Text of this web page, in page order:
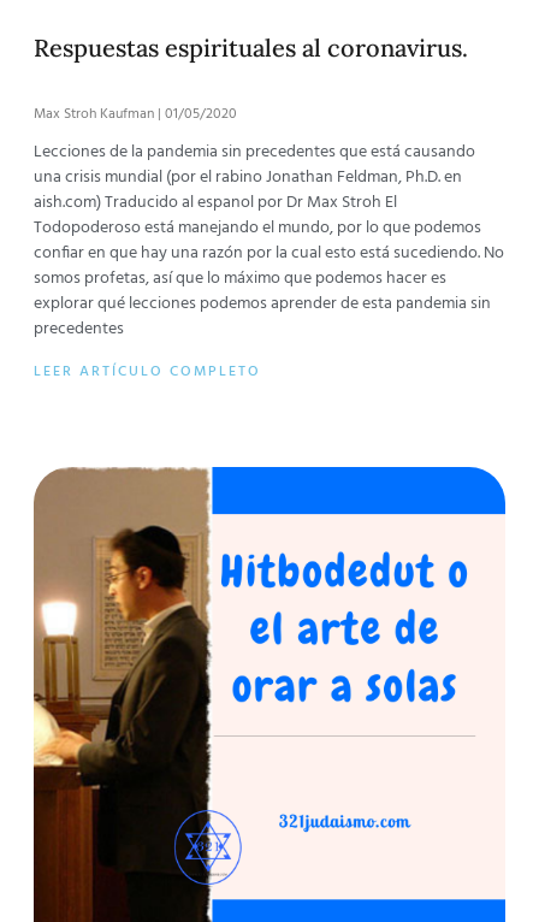
Respuestas espirituales al coronavirus.
Max Stroh Kaufman 01/05/2020
Lecciones de la pandemia sin precedentes que está causando
una crisis mundial (por el rabino Jonathan Feldman, Ph.D. en
aish.com) Traducido al espanol por Dr Max Stroh El
Todopoderoso está manejando el mundo, por lo que podemos
confiar en que hay una razón por la cual esto está sucediendo. No
somos profetas, así que lo máximo que podemos hacer es
explorar qué lecciones podemos aprender de esta pandemia sin
precedentes
LEER ARTÍCULO COMPLETO